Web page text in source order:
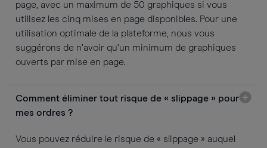
page, avec un maximum de 50 graphiques si vous
utilisez les cinq mises en page disponibles. Pour une
utilisation optimale de la plateforme, nous vous
suggérons de n’avoir qu’un minimum de graphiques
ouverts par mise en page.
Comment éliminer tout risque de « slippage » pour
mes ordres ?
Vous pouvez réduire le risque de « slippage » auquel